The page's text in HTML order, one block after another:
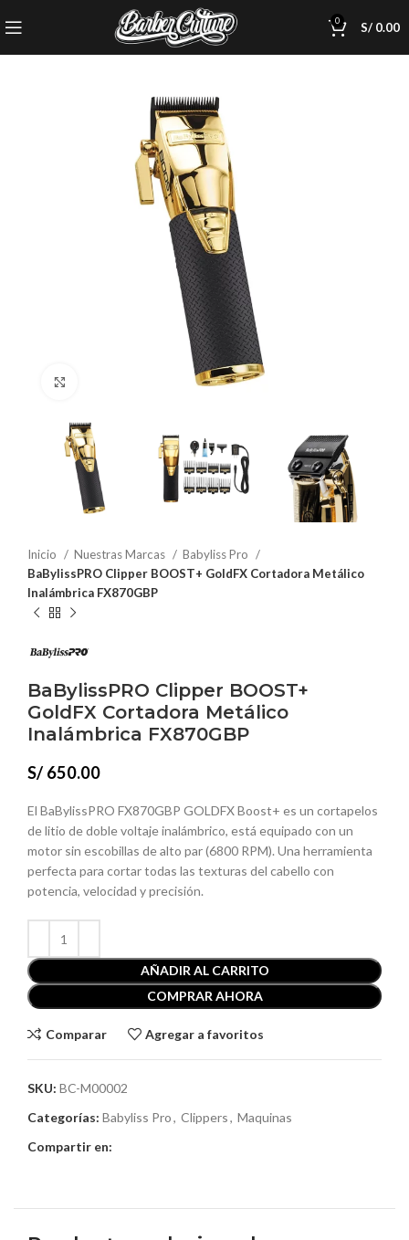
0 S/0.00
Inicio Nuestras Marcas
Babyliss Pro
BaBylissPRO Clipper BOOST+ GoldFX Cortadora Metálico
Inalámbrica FX870GBP
BaBylissPRO Clipper BOOST+
GoldFX Cortadora Metálico
Inalámbrica FX870GBP
S/ 650.00
El BaBylissPRO FX870GBP GOLDFX Boost+ es un cortapelos
de litio de doble voltaje inalámbrico, está equipado con un
motor sin escobillas de alto par (6800 RPM). Una herramienta
perfecta para cortar todas las texturas del cabello con
potencia, velocidad y precisión.
AÑADIR AL CARRITO
COMPRAR AHORA
Comparar Agregar a favoritos
SKU: BC-M00002
Categorías: Babyliss Pro, Clippers, Maquinas
Compartir en: